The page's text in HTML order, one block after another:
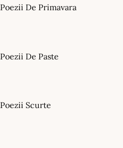
Poezii De Primavara
Poezii De Paste
Poezii Scurte